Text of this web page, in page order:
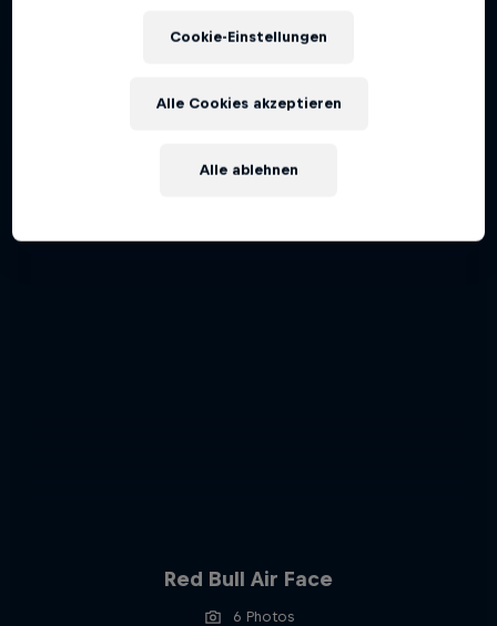
Kunstflugpilot Dario Costa
Red Bull Air Face
6 Photos
Cookie-Einstellungen
Alle ablehnen
Alle Cookies akzeptieren